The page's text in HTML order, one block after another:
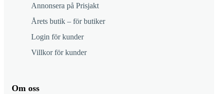
Annonsera på Prisjakt
Årets butik – för butiker
Login för kunder
Villkor för kunder
Om oss